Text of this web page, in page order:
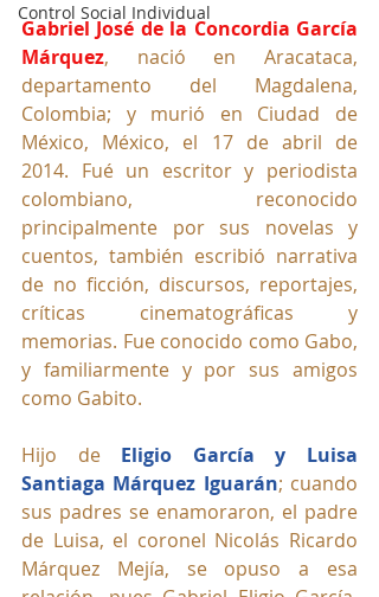
Control Social Individual
Gabriel José de la Concordia García
Márquez, nació en Aracataca,
departamento del Magdalena,
Colombia; y murió en Ciudad de
México, México, el 17 de abril de
2014. Fué un escritor y periodista
colombiano, reconocido
principalmente por sus novelas y
cuentos, también escribió narrativa
de no ficción, discursos, reportajes,
críticas cinematográficas y
memorias. Fue conocido como Gabo,
y familiarmente y por sus amigos
como Gabito.
Hijo de Eligio García y Luisa
Santiaga Márquez Iguarán; cuando
sus padres se enamoraron, el padre
de Luisa, el coronel Nicolás Ricardo
Márquez Mejía, se opuso a esa